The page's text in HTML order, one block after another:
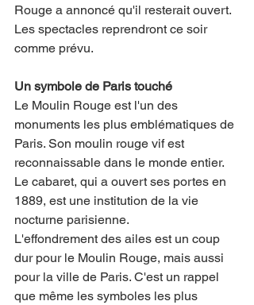
Rouge a annoncé qu'il resterait ouvert.
Les spectacles reprendront ce soir
comme prévu.
Un symbole de Paris touché
Le Moulin Rouge est l'un des
monuments les plus emblématiques de
Paris. Son moulin rouge vif est
reconnaissable dans le monde entier.
Le cabaret, qui a ouvert ses portes en
1889, est une institution de la vie
nocturne parisienne.
L'effondrement des ailes est un coup
dur pour le Moulin Rouge, mais aussi
pour la ville de Paris. C'est un rappel
que même les symboles les plus